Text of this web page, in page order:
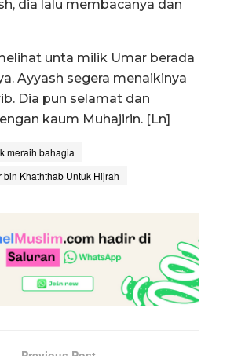
dia lalu membacanya dan
unta milik Umar berada
Ayyash segera menaikinya
Dia pun selamat dan
kaum Muhajirin. [Ln]
meraih bahagia
bin Khaththab Untuk Hijrah